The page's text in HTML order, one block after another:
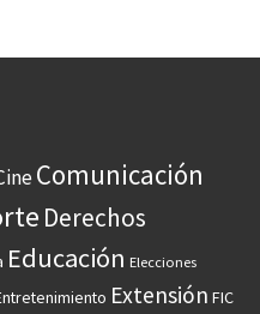
Comunicación
Derechos
Educación Elecciones
Extensión FIC